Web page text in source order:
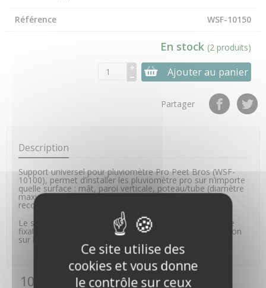
Référence WSF-10150
En stock (2 produits)
Ajouter au panier
Partager
Description
Support universel pour pluviomètre Pro Peet Bros (WSF-
10100), permet d’installer les pluviomètre pro sur n’importe
quelle surface : mât, paroi verticale, poteau/tube (diamètre
maxi 32mm), poutre… Le support est en aluminium
recouvert d’une peinture de protection.
Le support est livré avec la visserie et les accessoires de
fixation, le pluviomètre n’est pas inclus et sert d’illustration
sur les photos.
10 autres produits de la même
Ce site utilise des
cookies et vous donne
le contrôle sur ceux